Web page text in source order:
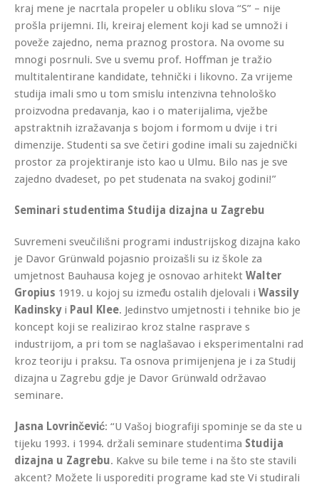
kraj mene je nacrtala propeler u obliku slova “S” – nije
prošla prijemni. Ili, kreiraj element koji kad se umnoži i
poveže zajedno, nema praznog prostora. Na ovome su
mnogi posrnuli. Sve u svemu prof. Hoffman je tražio
multitalentirane kandidate, tehnički i likovno. Za vrijeme
studija imali smo u tom smislu intenzivna tehnološko
proizvodna predavanja, kao i o materijalima, vježbe
apstraktnih izražavanja s bojom i formom u dvije i tri
dimenzije. Studenti sa sve četiri godine imali su zajednički
prostor za projektiranje isto kao u Ulmu. Bilo nas je sve
zajedno dvadeset, po pet studenata na svakoj godini!”
Seminari studentima Studija dizajna u Zagrebu
Suvremeni sveučilišni programi industrijskog dizajna kako
je Davor Grünwald pojasnio proizašli su iz škole za
umjetnost Bauhausa kojeg je osnovao arhitekt Walter
Gropius 1919. u kojoj su između ostalih djelovali i Wassily
Kadinskyi Paul Klee. Jedinstvo umjetnosti i tehnike bio je
koncept koji se realizirao kroz stalne rasprave s
industrijom, a pri tom se naglašavao i eksperimentalni rad
kroz teoriju i praksu. Ta osnova primijenjena je i za Studij
dizajna u Zagrebu gdje je Davor Grünwald održavao
seminare.
Jasna Lovrinčević: “U Vašoj biografiji spominje se da ste u
tijeku 1993. i 1994. držali seminare studentima Studija
dizajna u Zagrebu. Kakve su bile teme i na što ste stavili
akcent? Možete li usporediti programe kad ste Vi studirali